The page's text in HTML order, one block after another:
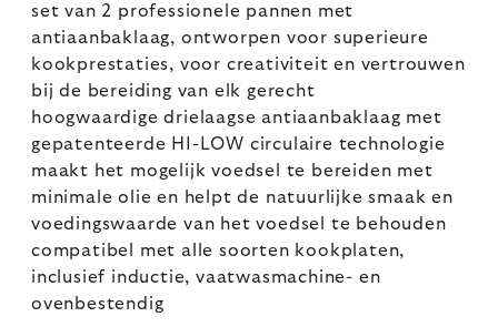
set van 2 professionele pannen met
antiaanbaklaag, ontworpen voor superieure
kookprestaties, voor creativiteit en vertrouwen
bij de bereiding van elk gerecht
hoogwaardige drielaagse antiaanbaklaag met
gepatenteerde HI-LOW circulaire technologie
maakt het mogelijk voedsel te bereiden met
minimale olie en helpt de natuurlijke smaak en
voedingswaarde van het voedsel te behouden
compatibel met alle soorten kookplaten,
inclusief inductie, vaatwasmachine- en
ovenbestendig